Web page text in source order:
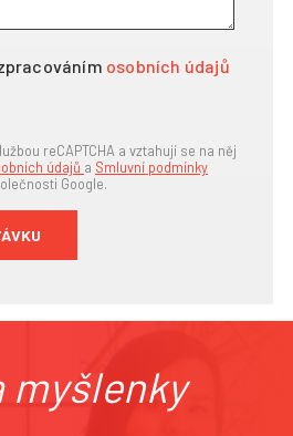
osobních údajů
reCAPTCHA a vztahují se na něj
údajů a Smluvní podmínky
Google.
myšlenky